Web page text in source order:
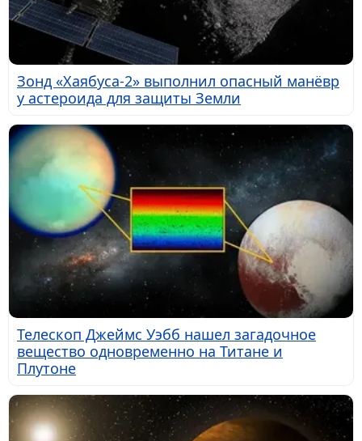
Зонд «Хаябуса-2» выполнил опасный манёвр
у астероида для защиты Земли
Телескоп Джеймс Уэбб нашел загадочное
вещество одновременно на Титане и
Плутоне